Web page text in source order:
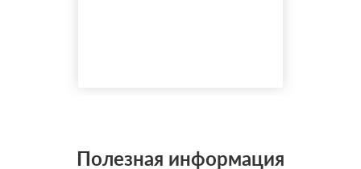
конкретную задачу
Полезная информация